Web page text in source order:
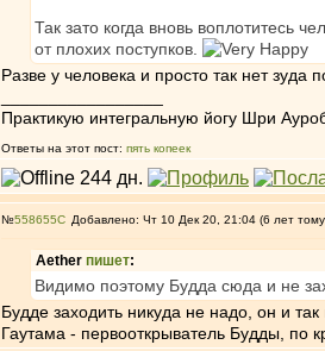
Так зато когда вновь воплотитесь
от плохих поступков.
Разве у человека и просто так нет
Практикую интегральную йогу Шри
Ответы на этот пост: пять копеек
№558655 Добавлено: Чт 10 Дек 20, 21:04 (6 лет
Aether пишет:
Видимо поэтому Будда сюда и не
Будде заходить никуда не надо, он и
Гаутама - первооткрыватель Будды, по